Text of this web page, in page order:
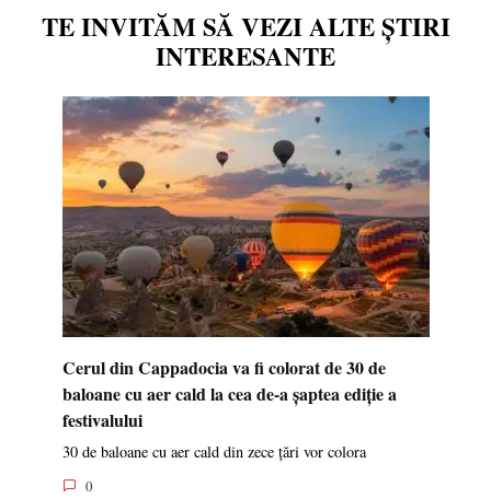
TE INVITĂM SĂ VEZI ALTE ȘTIRI
INTERESANTE
Cerul din Cappadocia va fi colorat de 30 de
baloane cu aer cald la cea de-a șaptea ediție a
festivalului
30 de baloane cu aer cald din zece țări vor colora
0